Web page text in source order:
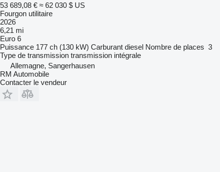
53 689,08 € ≈ 62 030 $ US
Fourgon utilitaire
2026
6,21 mi
Euro 6
Puissance 177 ch (130 kW) Carburant diesel Nombre de places 3
Type de transmission transmission intégrale
Allemagne, Sangerhausen
RM Automobile
Contacter le vendeur